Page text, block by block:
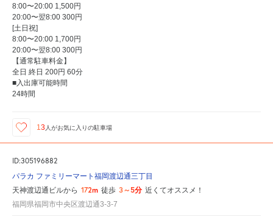
8:00〜20:00 1,500円
20:00〜翌8:00 300円
[土日祝]
8:00〜20:00 1,700円
20:00〜翌8:00 300円
【通常駐車料金】
全日 終日 200円 60分
■入出庫可能時間
24時間
13 人がお気に入りの駐車場
ID:305196882
パラカ ファミリーマート福岡渡辺通三丁目
天神渡辺通ビルから 172m 徒歩 3～5分 近くてオススメ！
福岡県福岡市中央区渡辺通3-3-7